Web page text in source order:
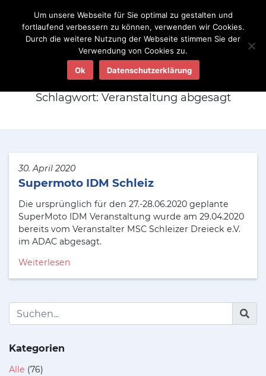
Aktuelles
Schlagwort: Veranstaltung abgesagt
30. April 2020
Supermoto IDM Schleiz
Die ursprünglich für den 27.-28.06.2020 geplante
SuperMoto IDM Veranstaltung wurde am 29.04.2020
bereits vom Veranstalter MSC Schleizer Dreieck e.V.
im ADAC abgesagt.
Weiterlesen
Kategorien
Alle (76)
Um unsere Webseite für Sie optimal zu gestalten und
fortlaufend verbessern zu können, verwenden wir Cookies.
Durch die weitere Nutzung der Webseite stimmen Sie der
Verwendung von Cookies zu.
Ok Datenschutzerklärung